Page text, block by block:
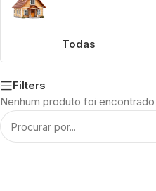
Todas
Filters
Nenhum produto foi